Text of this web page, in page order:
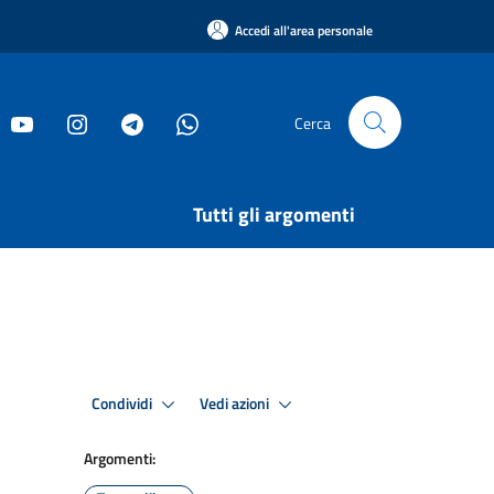
Accedi all'area personale
Cerca
Tutti gli argomenti
Condividi Vedi azioni
Argomenti: